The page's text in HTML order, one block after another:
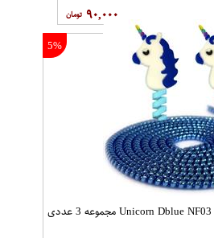
۹۰,۰۰۰
5%